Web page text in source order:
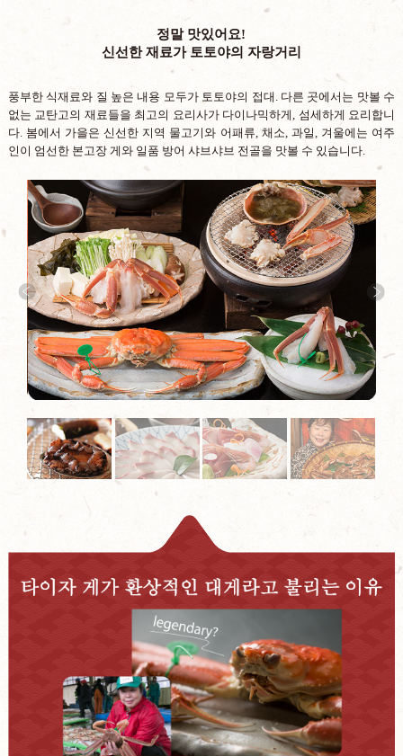
정말 맛있어요!
신선한 재료가 토토야의 자랑거리
풍부한 식재료와 질 높은 내용 모두가 토토야의 접대. 다른 곳에서는 맛볼 수
없는 교탄고의 재료들을 최고의 요리사가 다이나믹하게, 섬세하게 요리합니
다. 봄에서 가을은 신선한 지역 물고기와 어패류, 채소, 과일, 겨울에는 여주
인이 엄선한 본고장 게와 일품 방어 샤브샤브 전골을 맛볼 수 있습니다.